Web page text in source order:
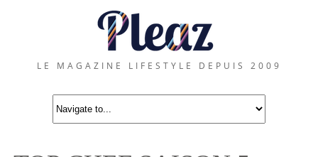
LE MAGAZINE LIFESTYLE DEPUIS 2009